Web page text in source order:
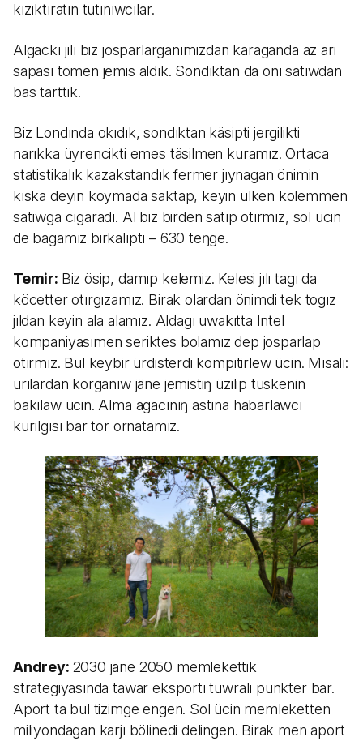
kızıktıratın tutınıwcılar.
Algackı jılı biz josparlarganımızdan karaganda az äri
sapası tömen jemis aldık. Sondıktan da onı satıwdan
bas tarttık.
Biz Londında okıdık, sondıktan käsipti jergilikti
narıkka üyrencikti emes täsilmen kuramız. Ortaca
statistikalık kazakstandık fermer jıynagan önimin
kıska deyin koymada saktap, keyin ülken kölemmen
satıwga cıgaradı. Al biz birden satıp otırmız, sol ücin
de bagamız birkalıptı – 630 teŋge.
Temir: Biz ösip, damıp kelemiz. Kelesi jılı tagı da
köcetter otırgızamız. Birak olardan önimdi tek togız
jıldan keyin ala alamız. Aldagı uwakıtta Intel
kompaniyasımen seriktes bolamız dep josparlap
otırmız. Bul keybir ürdisterdi kompitirlew ücin. Mısalı:
urılardan korganıw jäne jemistiŋ üzilip tuskenin
bakılaw ücin. Alma agacınıŋ astına habarlawcı
kurılgısı bar tor ornatamız.
Andrey: 2030 jäne 2050 memlekettik
strategiyasında tawar eksportı tuwralı punkter bar.
Aport ta bul tizimge engen. Sol ücin memleketten
miliyondagan karjı bölinedi delingen. Birak men aport